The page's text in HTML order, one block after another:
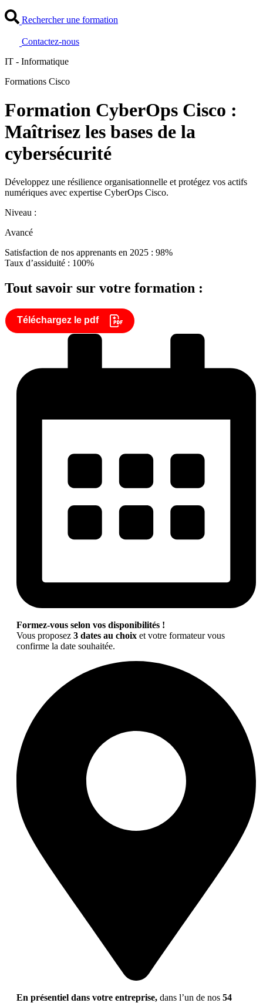
Rechercher une formation
Contactez-nous
IT - Informatique
Formations Cisco
Formation CyberOps Cisco :
Maîtrisez les bases de la
cybersécurité
Développez une résilience organisationnelle et protégez vos actifs
numériques avec expertise CyberOps Cisco.
Niveau :
Avancé
Satisfaction de nos apprenants en 2025 : 98%
Taux d’assiduité : 100%
Tout savoir sur votre formation :
Téléchargez le pdf
Formez-vous selon vos disponibilités !
Vous proposez 3 dates au choix et votre formateur vous
confirme la date souhaitée.
En présentiel dans votre entreprise, dans l’un de nos 54